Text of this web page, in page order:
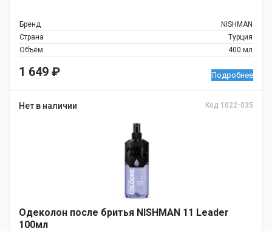
Бренд
NISHMAN
Страна
Турция
Объём
400 мл
1 649 ₽ Подробнее
Нет в наличии Код 1022-035
Одеколон после бритья NISHMAN 11 Leader
100мл